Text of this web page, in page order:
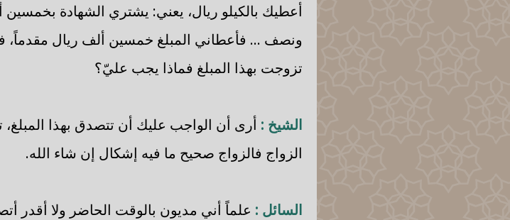
أعطيك بالكيلو ريال، يعني: يشتري الشهادة بخمسين
ونصف ... فأعطاني المبلغ خمسين ألف ريال مقدماً،
تزوجت بهذا المبلغ فماذا يجب عليّ؟
الشيخ : أرى أن الواجب عليك أن تتصدق بهذا المبلغ،
الزواج فالزواج صحيح ما فيه إشكال إن شاء الله.
السائل : علماً أني مديون بالوقت الحاضر ولا أقدر